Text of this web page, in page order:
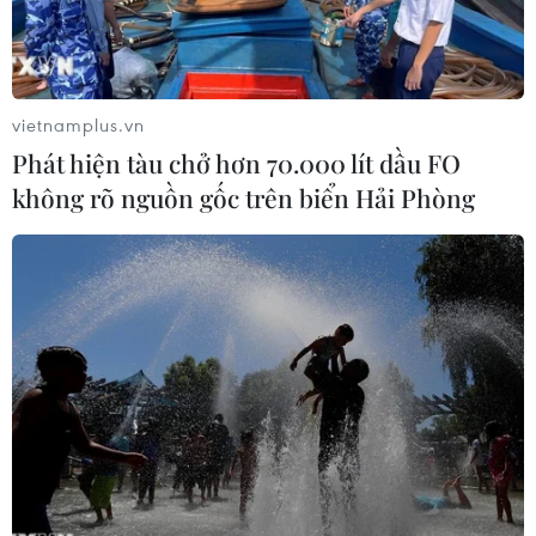
hơn về thương mại giữa các quốc gia giàu có và
các nước đang phát triển.
Thủ tướng Malaysia Mahathir Mohamad. (Nguồn: AFP)
Thủ tướng Malaysia Mahathir Mohamad ngày
17/11 cho rằng các nền kinh tế thành viên Diễn
đàn Hợp tác kinh tế châu Á-Thái Bình Dương
vietnamplus.vn
Phát hiện tàu chở hơn 70.000 lít dầu FO
không rõ nguồn gốc trên biển Hải Phòng